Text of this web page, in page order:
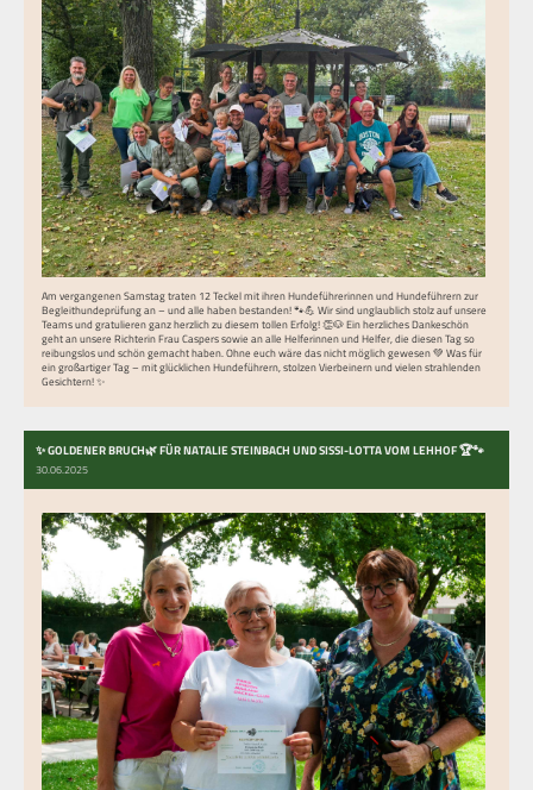
Am vergangenen Samstag traten 12 Teckel mit ihren Hundeführerinnen und Hundeführern zur
Begleithundeprüfung an – und alle haben bestanden! 🐾💪 Wir sind unglaublich stolz auf unsere
Teams und gratulieren ganz herzlich zu diesem tollen Erfolg! 👏🐶 Ein herzliches Dankeschön
geht an unsere Richterin Frau Caspers sowie an alle Helferinnen und Helfer, die diesen Tag so
reibungslos und schön gemacht haben. Ohne euch wäre das nicht möglich gewesen 💚 Was für
ein großartiger Tag – mit glücklichen Hundeführern, stolzen Vierbeinern und vielen strahlenden
Gesichtern! ✨
✨ GOLDENER BRUCH🌿 FÜR NATALIE STEINBACH UND SISSI-LOTTA VOM LEHHOF 🏆🐾
30.06.2025